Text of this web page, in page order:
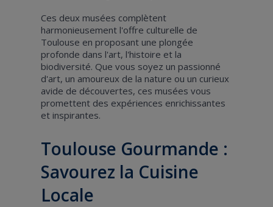
Ces deux musées complètent
harmonieusement l'offre culturelle de
Toulouse en proposant une plongée
profonde dans l'art, l'histoire et la
biodiversité. Que vous soyez un passionné
d'art, un amoureux de la nature ou un curieux
avide de découvertes, ces musées vous
promettent des expériences enrichissantes
et inspirantes.
Toulouse Gourmande :
Savourez la Cuisine
Locale